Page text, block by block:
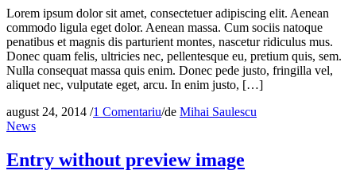
Lorem ipsum dolor sit amet, consectetuer adipiscing elit. Aenean
commodo ligula eget dolor. Aenean massa. Cum sociis natoque
penatibus et magnis dis parturient montes, nascetur ridiculus mus.
Donec quam felis, ultricies nec, pellentesque eu, pretium quis, sem.
Nulla consequat massa quis enim. Donec pede justo, fringilla vel,
aliquet nec, vulputate eget, arcu. In enim justo, […]
august 24, 2014 /1 Comentariu/de Mihai Saulescu
News
Entry without preview image